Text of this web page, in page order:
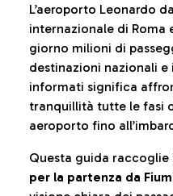
L’aeroporto Leonardo
internazionale di Roma
giorno milioni di
destinazioni nazionali
informati significa
tranquillità tutte le fasi
aeroporto fino
Questa guida raccoglie
per la partenza da